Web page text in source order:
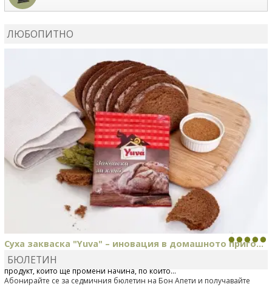
ЛЮБОПИТНО
Суха закваска "Yuva" – иновация в домашното приго...
Отскоро Лесафр България стартира предлагането на изцяло нов
продукт, който ще промени начина, по който...
БЮЛЕТИН
Абонирайте се за седмичния бюлетин на Бон Апети и получавайте